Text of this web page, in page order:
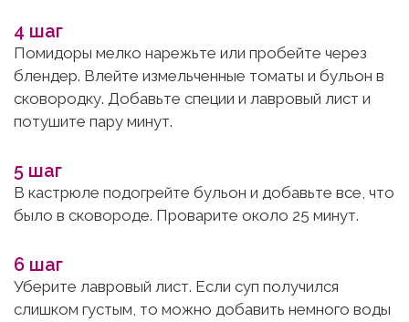
4 шаг
Помидоры мелко нарежьте или пробейте через
блендер. Влейте измельченные томаты и бульон в
сковородку. Добавьте специи и лавровый лист и
потушите пару минут.
5 шаг
В кастрюле подогрейте бульон и добавьте все, что
было в сковороде. Проварите около 25 минут.
6 шаг
Уберите лавровый лист. Если суп получился
слишком густым, то можно добавить немного воды